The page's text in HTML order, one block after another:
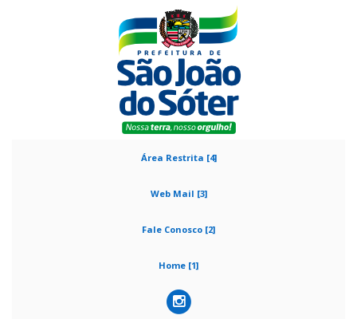
Área Restrita [4]
Web Mail [3]
Fale Conosco [2]
Home [1]